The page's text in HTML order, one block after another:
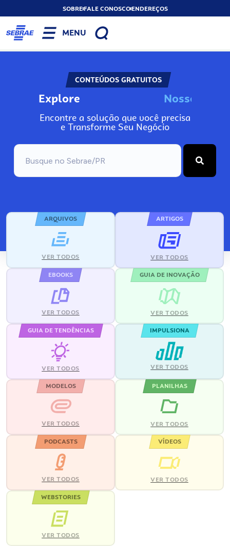
SOBREFALE CONOSCOENDEREÇOS
MENU
CONTEÚDOS GRATUITOS
Explore Nosso
Encontre a solução que você precisa
e Transforme Seu Negócio
ARQUIVOS
VER TODOS
ARTIGOS
VER TODOS
EBOOKS
VER TODOS
GUIA DE INOVAÇÃO
VER TODOS
GUIA DE TENDÊNCIAS
VER TODOS
IMPULSIONA
VER TODOS
MODELOS
VER TODOS
PLANILHAS
VER TODOS
PODCASTS
VER TODOS
VÍDEOS
VER TODOS
WEBSTORIES
VER TODOS